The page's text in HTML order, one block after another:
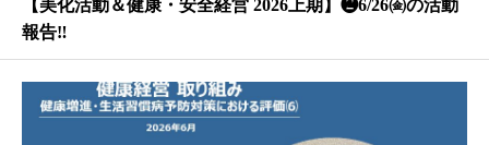
【美化活動＆健康・安全経営 2026上期】❷6/26㈮の活動
報告‼